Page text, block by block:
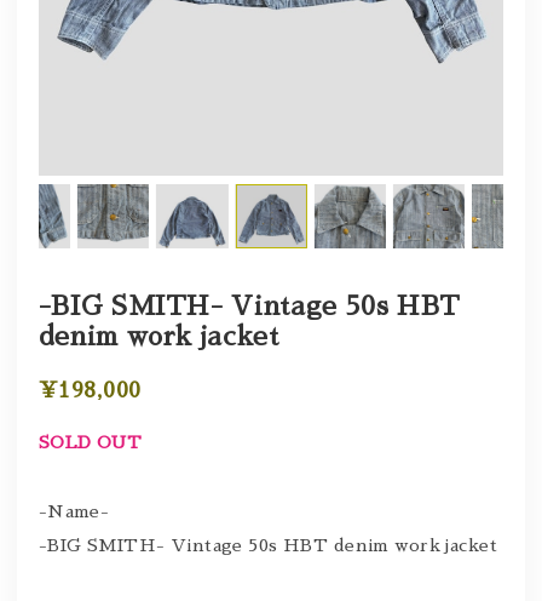
-BIG SMITH- Vintage 50s HBT
denim work jacket
¥198,000
SOLD OUT
-Name-
-BIG SMITH- Vintage 50s HBT denim work jacket